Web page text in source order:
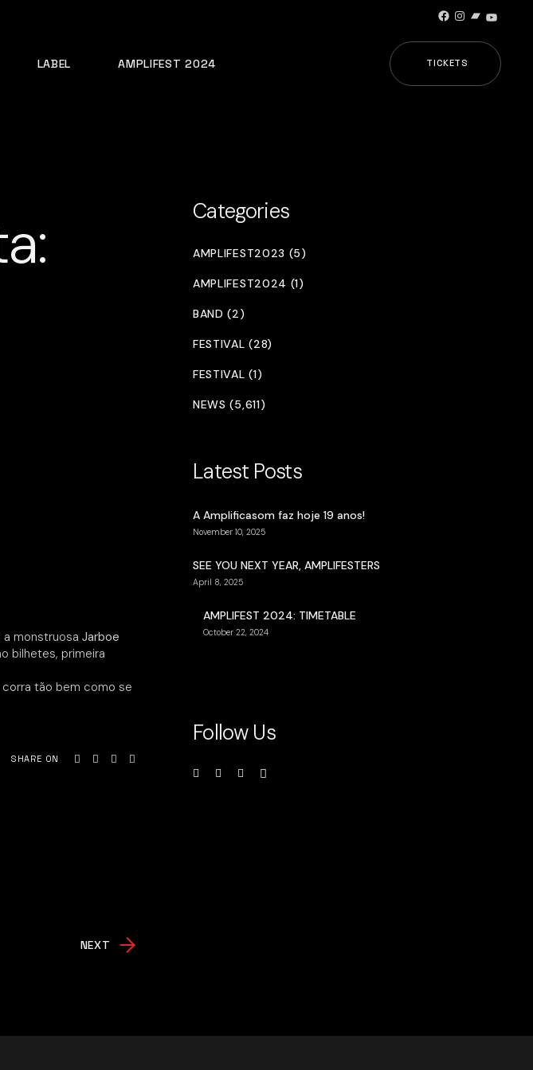
Facebook
Instagram
Bandcamp
LABEL AMPLIFEST 2024 TICKETS
a monstruosa Jarboe
bilhetes, primeira
tão bem como se
SHARE ON
NEXT
Categories
AMPLIFEST2023 (5)
AMPLIFEST2024 (1)
BAND (2)
FESTIVAL (28)
FESTIVAL (1)
NEWS (5,611)
Latest Posts
A Amplificasom faz hoje 19 anos!
November 10, 2025
SEE YOU NEXT YEAR, AMPLIFESTERS
April 8, 2025
AMPLIFEST 2024: TIMETABLE
October 22, 2024
Follow Us